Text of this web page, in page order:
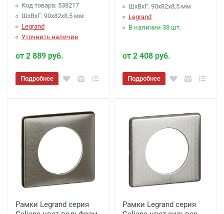
Код товара: 538217
ШхВхГ: 90x82x8,5 мм
Legrand
Уточнить наличие
от 2 889 руб.
Подробнее
ШхВхГ: 90x82x8,5 мм
Legrand
В наличии 38 шт.
от 2 408 руб.
Подробнее
Рамки Legrand серия
Рамки Legrand серия